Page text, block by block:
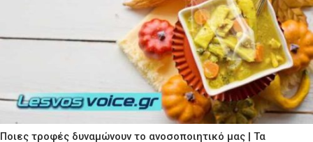
Ποιες τροφές δυναμώνουν το ανοσοποιητικό μας | Τα